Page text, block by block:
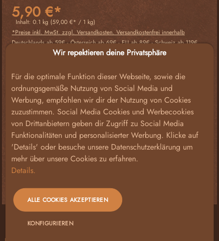
5,90 €*
Inhalt: 0.1 kg (59,00 €* / 1 kg)
*Preise inkl. MwSt. zzgl. Versandkosten. Versandkostenfrei innerhalb
Deutschlands ab 59€ - Österreich ab 69€ - EU ab 89€ - Schweiz ab 119€.
Sofort verfügbar, Lieferzeit: 1-3 Werktage
Produkt Anzahl: Gib den gewünschten
IN DEN WARENKORB
Zum Merkzettel hinzufügen
Bestelle für + 59,00 €und Du erhältst Deine Bestellung
versandkostenfrei*
BESCHREIBUNG
Wir repektieren deine Privatsphäre
Für die optimale Funktion dieser Webseite, sowie die
ordnungsgemäße Nutzung von Social Media und
Werbung, empfohlen wir dir der Nutzung von Cookies
zuzustimmen. Social Media Cookies und Werbecookies
von Drittanbietern geben dir Zugriff zu Social Media
Funktionalitäten und personalisierter Werbung. Klicke auf
'Details' oder besuche unsere Datenschutzerklärung um
mehr über unsere Cookies zu erfahren.
Details.
KONFIGURIEREN
ALLE COOKIES AKZEPTIEREN